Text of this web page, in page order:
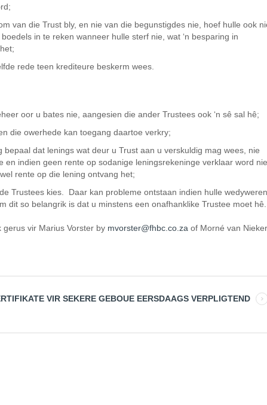
van die Trust bly, en nie van die begunstigdes nie, hoef hulle ook
in te reken wanneer hulle sterf nie, wat ‘n besparing in
rede teen krediteure beskerm wees.
oor u bates nie, aangesien die ander Trustees ook ‘n sê sal hê;
die owerhede kan toegang daartoe verkry;
bepaal dat lenings wat deur u Trust aan u verskuldig mag wees, nie
en indien geen rente op sodanige leningsrekeninge verklaar word nie,
rente op die lening ontvang het;
Trustees kies. Daar kan probleme ontstaan indien hulle
dit so belangrik is dat u minstens een onafhanklike Trustee moet hê.
vir Marius Vorster by mvorster@fhbc.co.za of Morné van
VIR SEKERE GEBOUE EERSDAAGS VERPLIGTEND